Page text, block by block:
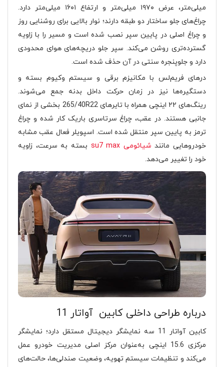
میلی‌متر، عرض ۱۹۷۰ میلی‌متر و ارتفاع ۱۶۰۱ میلی‌متر دارد.
چراغ‌های جلو ساختار دو طبقه دارند؛ نوار بالایی برای روشنایی روز
و چراغ اصلی در پایین سپر نصب شده است و مسیر را با زاویه
گسترده‌تری روشن می‌کند. سپر جلو دریچه‌های هوای محدودی
دارد و جلوپنجره سنتی در آن حذف شده است.
درهای فریم‌لس با مکانیزم برقی و سیستم وکیوم بسته و
دستگیره‌ها نیز در زمان حرکت داخل بدنه جمع می‌شوند.
رینگ‌های ۲۲ اینچی همراه با تایرهای 265/40R22 بخشی از نمای
جانبی هستند. در عقب، چراغ سرتاسری باریک کار شده و چراغ
ترمز به پایین سپر منتقل شده است. اسپویلر فعال عقب مشابه
خودروهایی مانند شیائومی su7 max
بسته به سرعت، زاویه
خود را تغییر می‌دهد.
درباره طراحی داخلی کابین آواتار 11
کابین آواتار 11 سه نمایشگر دیجیتال مستقل دارد؛ نمایشگر
مرکزی 15.6 اینچی به‌عنوان مرکز اصلی مدیریت خودرو عمل
می‌کند و تنظیمات سیستم تهویه، وضعیت صندلی‌ها، حالت‌های